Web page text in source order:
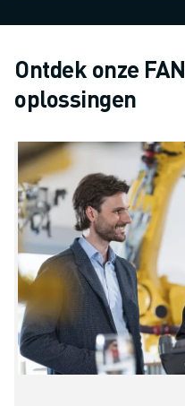
Ontdek onze
oplossingen